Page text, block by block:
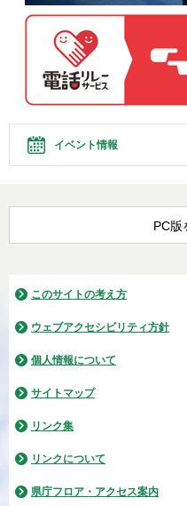
イベント情報
PC版
このサイトの考え方
ウェブアクセシビリティ方針
個人情報について
サイトマップ
リンク集
リンクについて
県庁フロア・アクセス案内